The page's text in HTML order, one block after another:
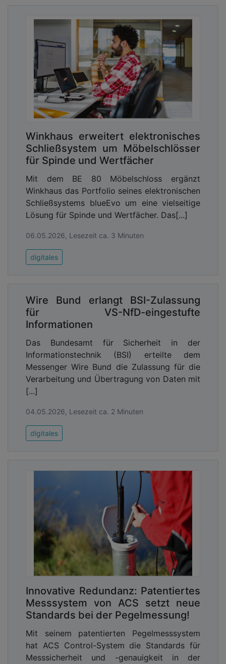
Winkhaus erweitert elektronisches
Schließsystem um Möbelschlösser
für Spinde und Wertfächer
Mit dem BE 80 Möbelschloss ergänzt
Winkhaus das Portfolio seines elektronischen
Schließsystems blueEvo um eine vielseitige
Lösung für Spinde und Wertfächer. Das[...]
06.05.2026, Lesezeit ca. 3 Minuten
digitales
Wire Bund erlangt BSI-Zulassung
für VS-NfD-eingestufte
Informationen
Das Bundesamt für Sicherheit in der
Informationstechnik (BSI) erteilte dem
Messenger Wire Bund die Zulassung für die
Verarbeitung und Übertragung von Daten mit
[...]
04.05.2026, Lesezeit ca. 2 Minuten
digitales
Innovative Redundanz: Patentiertes
Messsystem von ACS setzt neue
Standards bei der Pegelmessung!
Mit seinem patentierten Pegelmesssystem
hat ACS Control-System die Standards für
Messsicherheit und -genauigkeit in der